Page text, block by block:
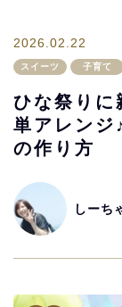
2026.02.22
スイーツ 子育て
ひな祭りに
単アレンジ
の作り方
しーち